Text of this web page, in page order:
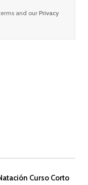
and ourPrivacy
Curso Corto